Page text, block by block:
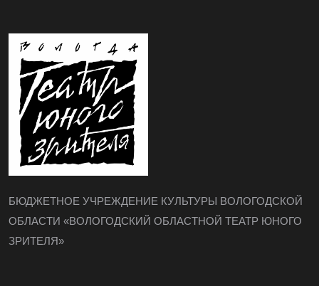
БЮДЖЕТНОЕ УЧРЕЖДЕНИЕ КУЛЬТУРЫ ВОЛОГОДСКОЙ
ОБЛАСТИ «ВОЛОГОДСКИЙ ОБЛАСТНОЙ ТЕАТР ЮНОГО
ЗРИТЕЛЯ»